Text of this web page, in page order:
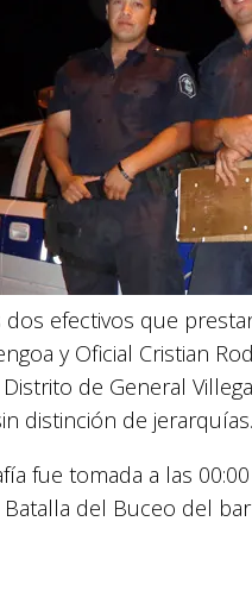
efectivos que
y Oficial Cristian
de General
distinción de jerarquías.
fue tomada a las
del Buceo del